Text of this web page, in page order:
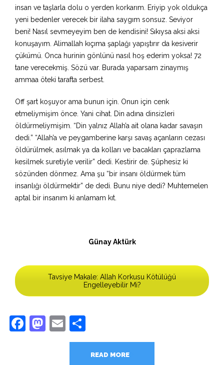
insan ve taşlarla dolu o yerden korkarım. Eriyip yok oldukça
yeni bedenler verecek bir ilaha saygım sonsuz. Seviyor
beni! Nasıl sevmeyeyim ben de kendisini! Sıkıysa aksi aksi
konuşayım. Alimallah kıçıma şaplağı yapıştırır da kesiverir
çükümü. Onca hurinin gönlünü nasıl hoş ederim yoksa! 72
tane verecekmiş. Sözü var. Burada yaparsam zinaymış
ammaa öteki tarafta serbest.
Off şart koşuyor ama bunun için. Onun için cenk
etmeliymişim önce. Yani cihat. Din adına dinsizleri
öldürmeliymişim. “Din yalnız Allah’a ait olana kadar savaşın
dedi.” “Allah’a ve peygamberine karşı savaş açanların cezası
öldürülmek, asılmak ya da kolları ve bacakları çaprazlama
kesilmek suretiyle verilir” dedi. Kestirir de. Şüphesiz ki
sözünden dönmez. Ama şu “bir insanı öldürmek tüm
insanlığı öldürmektir” de dedi. Bunu niye dedi? Muhtemelen
aptal bir insanım ki anlamam kıt.
Günay Aktürk
Tavsiye Makale: Allah Korkusu Kötülüğü
Engelleyebilir Mi?
Facebook
Mastodon
Email
READ MORE